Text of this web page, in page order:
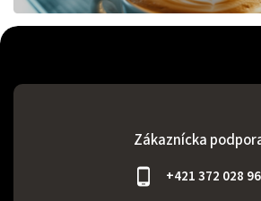
Zákaznícka
+421 372 028